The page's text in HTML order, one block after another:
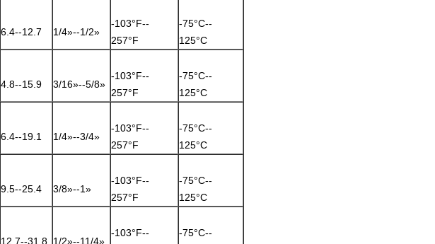
6.4--12.7 1/4»--1/2»
-103°F--
257°F
-75°C--
125°C
4.8--15.9 3/16»--5/8»
-103°F--
257°F
-75°C--
125°C
6.4--19.1 1/4»--3/4»
-103°F--
257°F
-75°C--
125°C
9.5--25.4 3/8»--1»
-103°F--
257°F
-75°C--
125°C
12.7--31.8 1/2»--11/4»
-103°F--
-75°C--